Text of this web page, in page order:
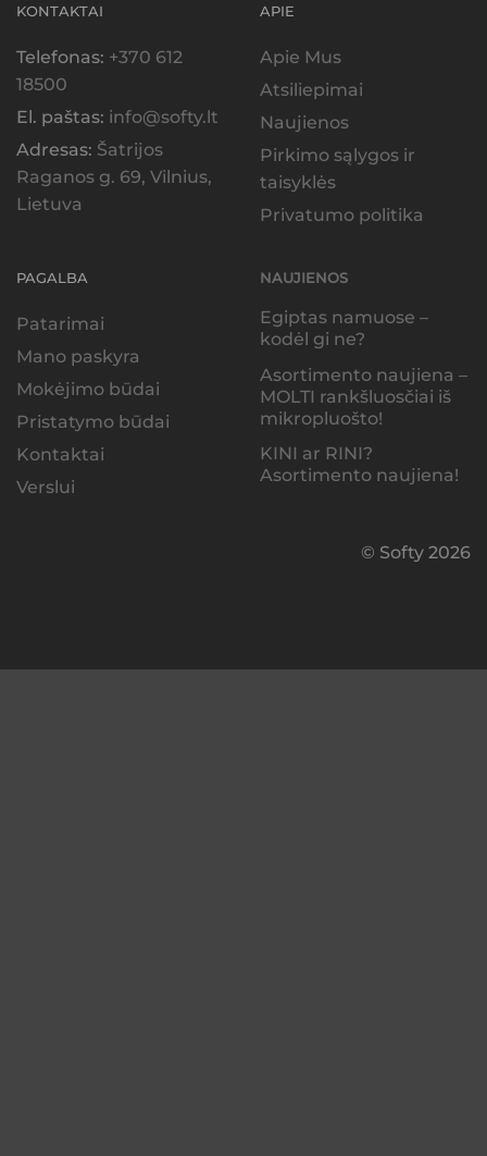
KONTAKTAI
Telefonas: +370 612
18500
El. paštas: info@softy.lt
Adresas: Šatrijos
Raganos g. 69, Vilnius,
Lietuva
APIE
Apie Mus
Atsiliepimai
Naujienos
Pirkimo sąlygos ir
taisyklės
Privatumo politika
PAGALBA
Patarimai
Mano paskyra
Mokėjimo būdai
Pristatymo būdai
Kontaktai
Verslui
NAUJIENOS
Egiptas namuose –
kodėl gi ne?
Asortimento naujiena –
MOLTI rankšluosčiai iš
mikropluošto!
KINI ar RINI?
Asortimento naujiena!
© Softy 2026